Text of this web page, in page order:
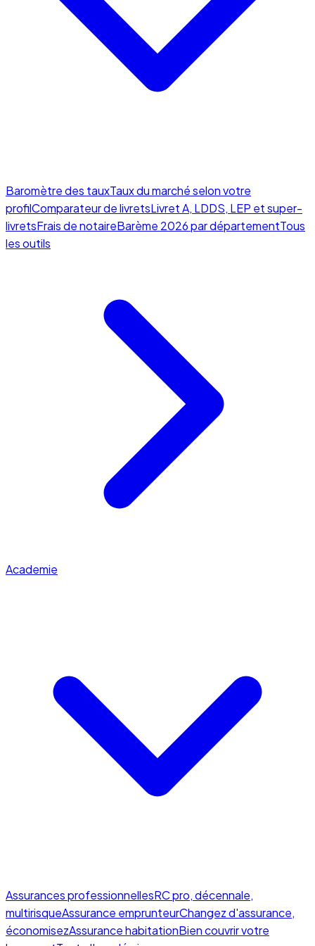
Baromètre des tauxTaux du marché selon votre
profilComparateur de livretsLivret A, LDDS, LEP et super-
livretsFrais de notaireBarème 2026 par départementTous
les outils
Academie
Assurances professionnellesRC pro, décennale,
multirisqueAssurance emprunteurChangez d'assurance,
économisezAssurance habitationBien couvrir votre